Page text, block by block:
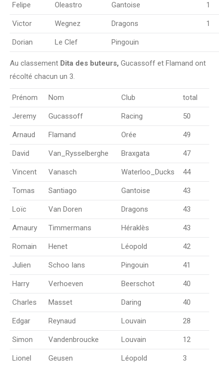
Felipe Oleastro Gantoise 1
Victor Wegnez Dragons 1
Dorian Le Clef Pingouin
Au classement Dita des buteurs, Gucassoff et Flamand ont
récolté chacun un 3.
Prénom Nom Club total
Jeremy Gucassoff Racing 50
Arnaud Flamand Orée 49
David Van_Rysselberghe Braxgata 47
Vincent Vanasch Waterloo_Ducks 44
Tomas Santiago Gantoise 43
Loïc Van Doren Dragons 43
Amaury Timmermans Héraklès 43
Romain Henet Léopold 42
Julien Schoo Ians Pingouin 41
Harry Verhoeven Beerschot 40
Charles Masset Daring 40
Edgar Reynaud Louvain 28
Simon Vandenbroucke Louvain 12
Lionel Geusen Léopold 3